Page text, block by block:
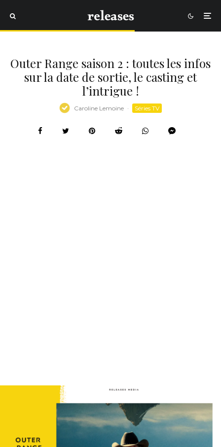
Outer Range saison 2 : toutes les infos
sur la date de sortie, le casting et
l’intrigue !
Caroline Lemoine · Séries TV